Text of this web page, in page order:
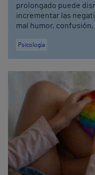
prolongado puede
incrementar las
mal humor,
Psicología